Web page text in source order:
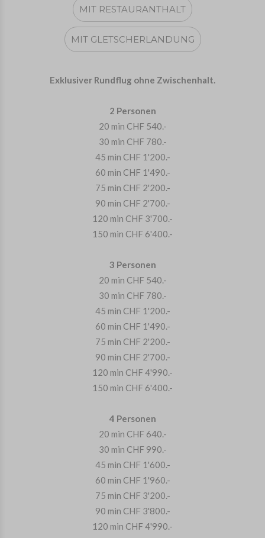
MIT RESTAURANTHALT
MIT GLETSCHERLANDUNG
Exklusiver Rundflug ohne Zwischenhalt.
2 Personen
20 min CHF 540.-
30 min CHF 780.-
45 min CHF 1'200.-
60 min CHF 1'490.-
75 min CHF 2'200.-
90 min CHF 2'700.-
120 min CHF 3'700.-
150 min CHF 6'400.-
3 Personen
20 min CHF 540.-
30 min CHF 780.-
45 min CHF 1'200.-
60 min CHF 1'490.-
75 min CHF 2'200.-
90 min CHF 2'700.-
120 min CHF 4'990.-
150 min CHF 6'400.-
4 Personen
20 min CHF 640.-
30 min CHF 990.-
45 min CHF 1'600.-
60 min CHF 1'960.-
75 min CHF 3'200.-
90 min CHF 3'800.-
120 min CHF 4'990.-